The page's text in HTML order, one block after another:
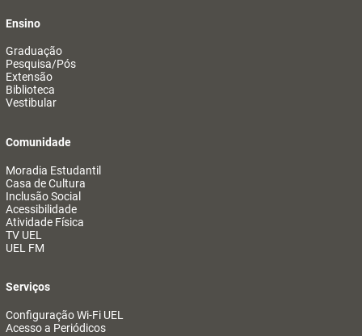
Ensino
Graduação
Pesquisa/Pós
Extensão
Biblioteca
Vestibular
Comunidade
Moradia Estudantil
Casa de Cultura
Inclusão Social
Acessibilidade
Atividade Física
TV UEL
UEL FM
Serviços
Configuração Wi-Fi UEL
Acesso a Periódicos